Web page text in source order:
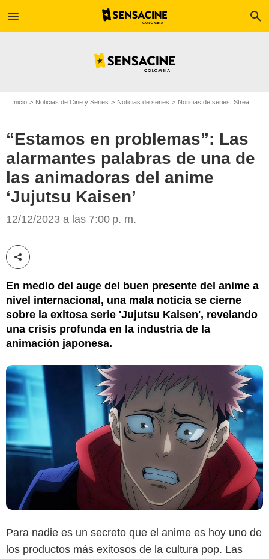
menu search
Inicio Noticias de Cine y Series Noticias de series Noticias de series: Streaming
“Estamos en problemas”: Las
alarmantes palabras de una de
las animadoras del anime
‘Jujutsu Kaisen’
12/12/2023 a las 7:00 p. m.
Compartir esta noticia
En medio del auge del buen presente del anime a
nivel internacional, una mala noticia se cierne
sobre la exitosa serie 'Jujutsu Kaisen', revelando
una crisis profunda en la industria de la
animación japonesa.
Para nadie es un secreto que el anime es hoy uno de
los productos más exitosos de la cultura pop. Las